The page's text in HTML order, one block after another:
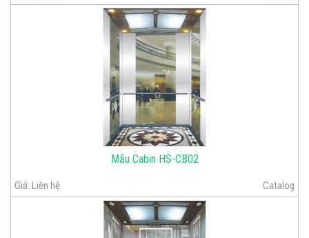
Mẫu Cabin HS-CB02
Giá: Liên hệ Catalog